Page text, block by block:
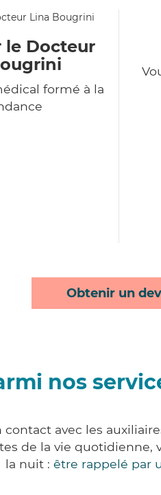
le Docteur
formé à la
Obtenir un
nos
avec les
de la vie
la nuit : être rappelé par